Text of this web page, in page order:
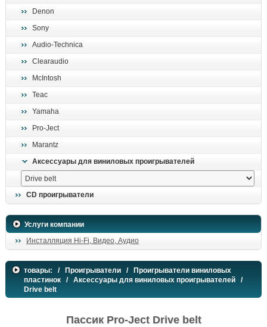
Denon
Sony
Audio-Technica
Clearaudio
McIntosh
Teac
Yamaha
Pro-Ject
Marantz
Аксессуары для виниловых проигрывателей
CD проигрыватели
Услуги компании
Инсталляция Hi-Fi, Видео, Аудио
товары: / Проигрыватели /
Проигрыватели виниловых
пластинок / Аксессуары для виниловых проигрывателей /
Drive belt
Пассик Pro-Ject Drive belt